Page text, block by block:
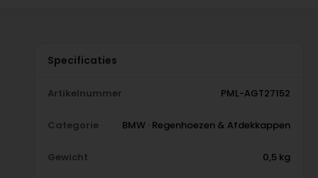
Specificaties
Artikelnummer PML-AGT27152
Categorie BMW · Regenhoezen & Afdekkappen
Gewicht 0,5 kg